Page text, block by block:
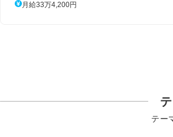
月給33万4,200円
テー